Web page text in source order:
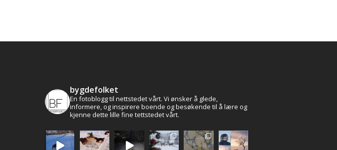
bygdefolket
En fotoblogg til nettstedet vårt. Vi ønsker å glede,
informere, og inspirere boende og besøkende til å lære og
kjenne dette lille fine tettstedet vårt.